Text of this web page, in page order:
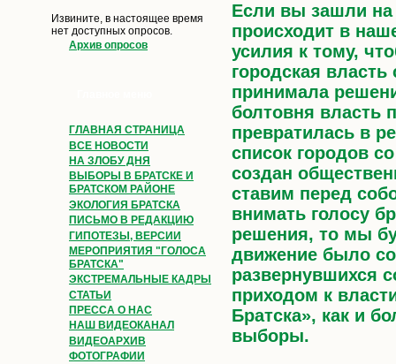
Извините, в настоящее время
нет доступных опросов.
Архив опросов
ГЛАВНАЯ СТРАНИЦА
ВСЕ НОВОСТИ
НА ЗЛОБУ ДНЯ
ВЫБОРЫ В БРАТСКЕ И
БРАТСКОМ РАЙОНЕ
ЭКОЛОГИЯ БРАТСКА
ПИСЬМО В РЕДАКЦИЮ
ГИПОТЕЗЫ, ВЕРСИИ
МЕРОПРИЯТИЯ "ГОЛОСА
БРАТСКА"
ЭКСТРЕМАЛЬНЫЕ КАДРЫ
СТАТЬИ
ПРЕССА О НАС
НАШ ВИДЕОКАНАЛ
ВИДЕОАРХИВ
ФОТОГРАФИИ
Если вы зашли на
происходит в
усилия к тому,
городская
принимала
болтовня власть
превратилась в
список городов
создан
ставим перед
внимать голосу
решения, то мы
движение было
развернувшихся
приходом к
Братска», как и
выборы.